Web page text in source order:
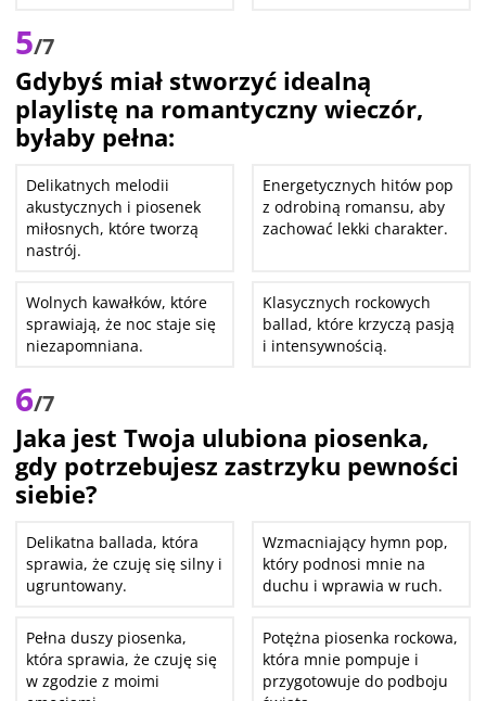
5/7
Gdybyś miał stworzyć idealną
playlistę na romantyczny wieczór,
byłaby pełna:
Delikatnych melodii
akustycznych i piosenek
miłosnych, które tworzą
nastrój.
Energetycznych hitów pop
z odrobiną romansu, aby
zachować lekki charakter.
Wolnych kawałków, które
sprawiają, że noc staje się
niezapomniana.
Klasycznych rockowych
ballad, które krzyczą pasją
i intensywnością.
6/7
Jaka jest Twoja ulubiona piosenka,
gdy potrzebujesz zastrzyku pewności
siebie?
Delikatna ballada, która
sprawia, że czuję się silny i
ugruntowany.
Wzmacniający hymn pop,
który podnosi mnie na
duchu i wprawia w ruch.
Pełna duszy piosenka,
która sprawia, że czuję się
w zgodzie z moimi
Potężna piosenka rockowa,
która mnie pompuje i
przygotowuje do podboju